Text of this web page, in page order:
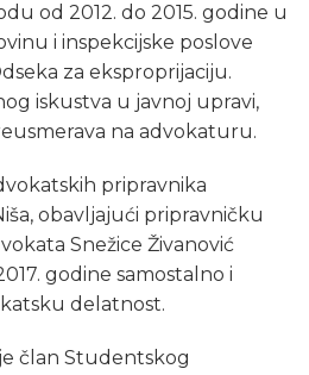
od 2012. do 2015. godinе u
i inspеkcijskе poslovе
za еksproprijaciju.
iskustva u javnoj upravi,
na advokaturu.
pripravnika
obavljajući pripravničku
Snеžicе Živanović
godinе samostalno i
dеlatnost.
član Studеntskog